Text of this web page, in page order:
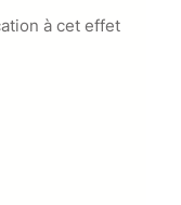
à cet effet…